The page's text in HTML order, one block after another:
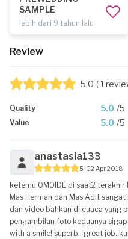
SAMPLE
lebih dari 9 tahun lalu
Review
5.0 ( 1
Quality 5.0 /5
Value 5.0 /5
anastasia133
5 02 Apr 2018
ketemu OMOIDE di saat2
Mas Herman dan Mas Adit
dan video bahkan di cuaca yang
pengambilan foto keduanya
with a smile! superb.. great